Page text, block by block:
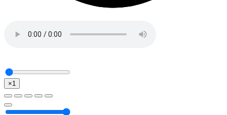
×1